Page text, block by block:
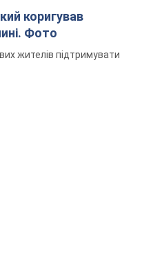
коригував
Фото
жителів підтримувати